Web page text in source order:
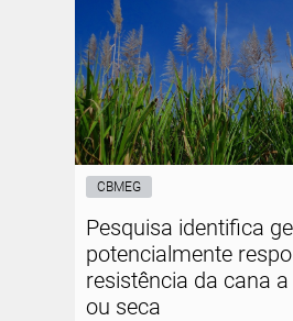
CBMEG
Pesquisa identifica
potencialmente
resistência da cana
ou seca